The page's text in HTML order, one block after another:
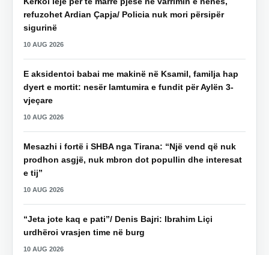
refuzohet Ardian Çapja/ Policia nuk mori përsipër
sigurinë
10 AUG 2026
E aksidentoi babai me makinë në Ksamil, familja hap
dyert e mortit: nesër lamtumira e fundit për Aylën 3-
vjeçare
10 AUG 2026
Mesazhi i fortë i SHBA nga Tirana: “Një vend që nuk
prodhon asgjë, nuk mbron dot popullin dhe interesat
e tij”
10 AUG 2026
“Jeta jote kaq e pati”/ Denis Bajri: Ibrahim Liçi
urdhëroi vrasjen time në burg
10 AUG 2026